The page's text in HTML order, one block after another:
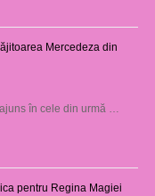
Mercedeza din
în cele din urmă …
pentru Regina Magiei